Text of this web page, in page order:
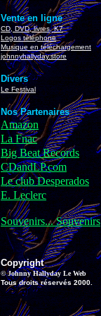
Vente en ligne
CD, DVD, livres, K7
Logos téléphone
Musique en téléchargement
johnnyhallyday.store
Divers
Le Festival
Nos Partenaires
Amazon
La Fnac
Big Beat Records
CDandLP.com
Le club Desperados
E. Leclerc
Souvenirs... Souvenirs
Copyright
© Johnny Hallyday Le Web
Tous droits réservés 2000.